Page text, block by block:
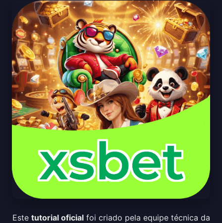
Este tutorial oficialfoi criado pela equipe técnica da